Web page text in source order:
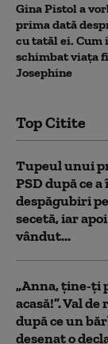
Gina Pistol a
prima dată
cu tatăl ei. Cum
schimbat viața
Josephine
Top Citite
Tupeul unui
PSD după ce
despăgubiri
secetă, iar
vândut...
„Anna, ţine-ţi
acasă!”. Val
după ce un
desenat o